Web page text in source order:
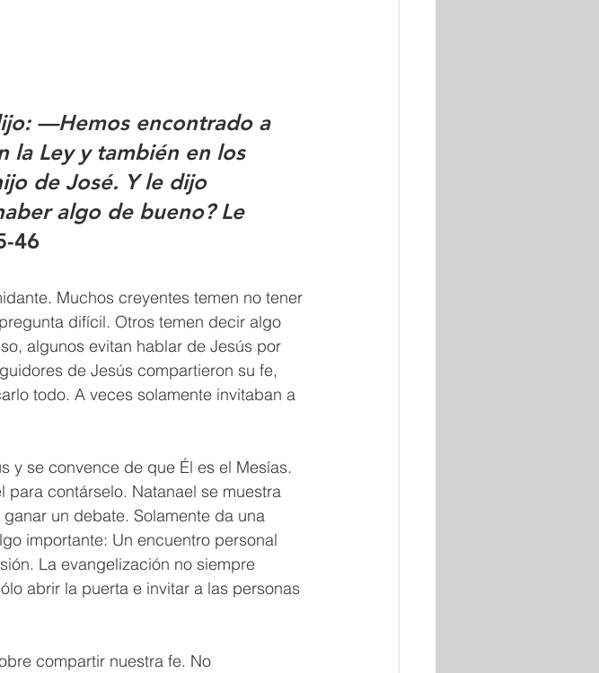
—Hemos encontrado a
la Ley y también en los
de José. Y le dijo
algo de bueno? Le
46
Muchos creyentes temen no tener
difícil. Otros temen decir algo
algunos evitan hablar de Jesús por
de Jesús compartieron su fe,
todo. A veces solamente invitaban a
y se convence de que Él es el Mesías.
para contárselo. Natanael se muestra
un debate. Solamente da una
importante: Un encuentro personal
La evangelización no siempre
abrir la puerta e invitar a las personas
compartir nuestra fe. No